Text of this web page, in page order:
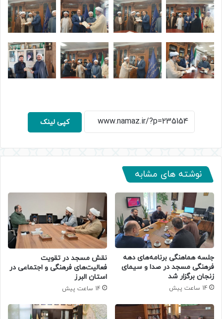
کپی لینک
نوشته های مشابه
جلسه هماهنگی برنامه‌های دهه
فرهنگی مسجد در صدا و سیمای
زنجان برگزار شد
14 ساعت پیش
نقش مسجد در تقویت
فعالیت‌های فرهنگی و اجتماعی در
استان البرز
14 ساعت پیش